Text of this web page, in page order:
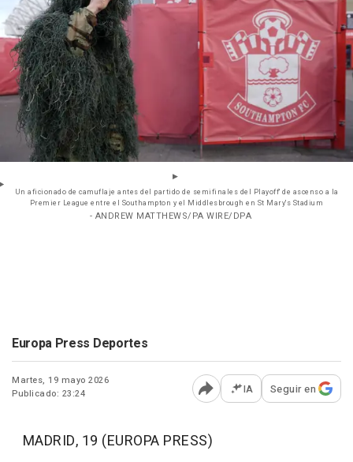
Un aficionado de camuflaje antes del partido de semifinales del Playoff' de ascenso a la
Premier League entre el Southampton y el Middlesbrough en St Mary's Stadium
- ANDREW MATTHEWS/PA WIRE/DPA
Europa Press Deportes
Martes, 19 mayo 2026
Publicado: 23:24
Abrir opciones para
IA Seguir en
MADRID, 19 (EUROPA PRESS)